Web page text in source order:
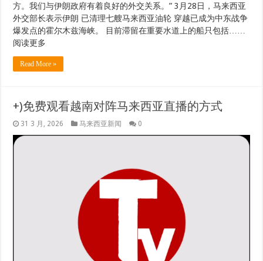
方。我们与伊朗政府有着良好的外交关系。” 3月28日，马来西亚
外交部长表示伊朗 已清理七艘马来西亚油轮 穿越已成为中东战争
爆发点的霍尔木兹海峡。 目前滞留在重要水道上的船只包括……
阅读更多
Read More »
+)免费观看越南对阵马来西亚直播的方式
31 3 月, 2026 马来西亚新闻 0